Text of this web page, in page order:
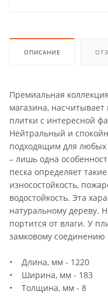
ОПИСАНИЕ
Премиальная
магазина,
плитки с интересной
Нейтральный и
подходящим для любых
– лишь одна
песка определяет
износостойкость,
водостойкость. Эта
натуральному дереву.
портится от влаги. У
замковому соединению
• Длина, мм - 1220
• Ширина, мм - 183
• Толщина, мм - 8